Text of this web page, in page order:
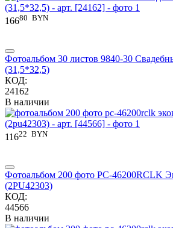
16680 BYN
Фотоальбом 30 листов 9840-30
(31,5*32,5)
КОД:
24162
В наличии
11622 BYN
Фотоальбом 200 фото PС-46200RCLK
(2PU42303)
КОД:
44566
В наличии